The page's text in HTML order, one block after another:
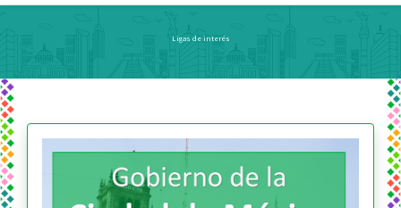
Ligas de interés